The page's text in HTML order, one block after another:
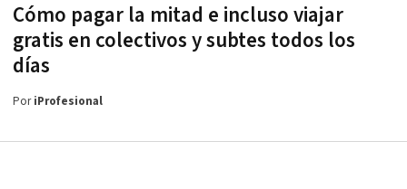
Cómo pagar la mitad e incluso viajar
gratis en colectivos y subtes todos los
días
PoriProfesional